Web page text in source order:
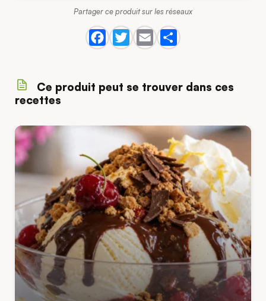
Partager ce produit sur les réseaux
Ce produit peut se trouver dans ces
recettes